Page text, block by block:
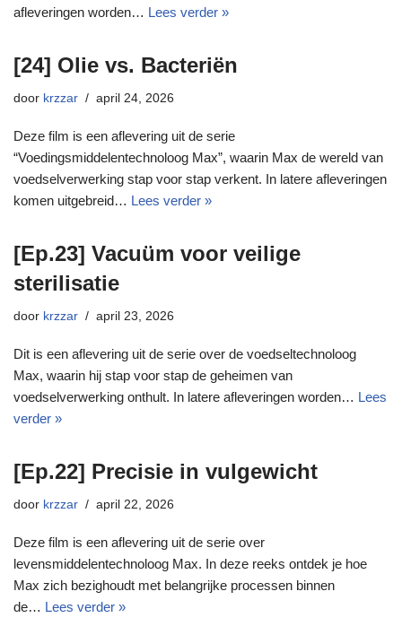
afleveringen worden… Lees verder »
[24] Olie vs. Bacteriën
door krzzar april 24, 2026
Deze film is een aflevering uit de serie
“Voedingsmiddelentechnoloog Max”, waarin Max de wereld van
voedselverwerking stap voor stap verkent. In latere afleveringen
komen uitgebreid… Lees verder »
[Ep.23] Vacuüm voor veilige
sterilisatie
door krzzar april 23, 2026
Dit is een aflevering uit de serie over de voedseltechnoloog
Max, waarin hij stap voor stap de geheimen van
voedselverwerking onthult. In latere afleveringen worden… Lees
verder »
[Ep.22] Precisie in vulgewicht
door krzzar april 22, 2026
Deze film is een aflevering uit de serie over
levensmiddelentechnoloog Max. In deze reeks ontdek je hoe
Max zich bezighoudt met belangrijke processen binnen
de… Lees verder »